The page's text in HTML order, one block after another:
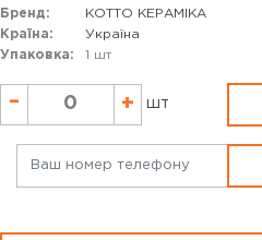
Бренд:
КОТТО КЕРАМІКА
Країна:
Україна
Упаковка:
1 шт
– + шт